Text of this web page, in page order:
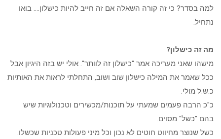
למה בסדר? כי זה קורה השאלה אם זה חייב להיות כישלון…. בואו
נתחיל.
מה זה כישלון?
מישהו שאני מעריכה אמר "כישלון זה לוותר". אולי יש בזה היגיון אבל
ככל שאמר את המילה כישלון שוב ושוב, התחלתי לראות את האותיות
כ.ש.ל מולי.
כ"כ הרבה פעמים שמעתי על תוכנות/מכשירים וטכנולוגיות שיש
בהם "כשל" מסוים.
כשל שנוצר מחיווט חוטים לא נכון וכל מיני פעולות טכניות שכשלו.